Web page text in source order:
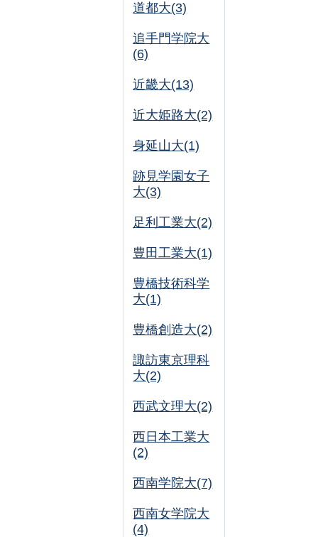
道都大(3)
追手門学院大
(6)
近畿大(13)
近大姫路大(2)
身延山大(1)
跡見学園女子
大(3)
足利工業大(2)
豊田工業大(1)
豊橋技術科学
大(1)
豊橋創造大(2)
諏訪東京理科
大(2)
西武文理大(2)
西日本工業大
(2)
西南学院大(7)
西南女学院大
(4)